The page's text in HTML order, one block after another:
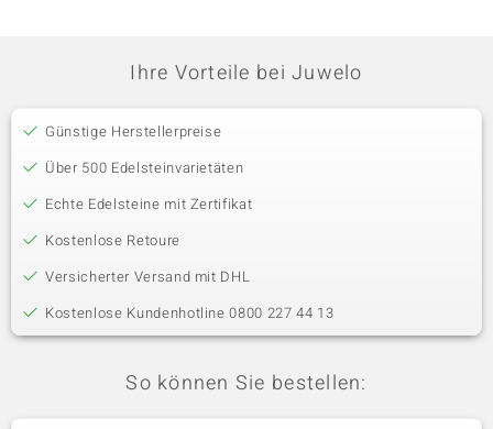
Ihre Vorteile bei Juwelo
Günstige Herstellerpreise
Über 500 Edelsteinvarietäten
Echte Edelsteine mit Zertifikat
Kostenlose Retoure
Versicherter Versand mit DHL
Kostenlose Kundenhotline 0800 227 44 13
So können Sie bestellen: